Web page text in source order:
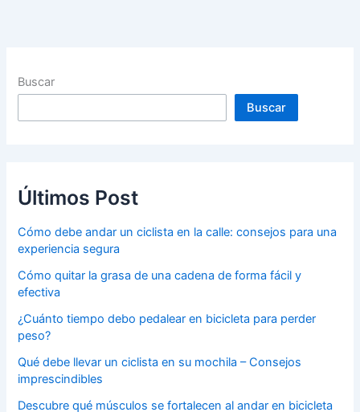
Buscar
Buscar
Últimos Post
Cómo debe andar un ciclista en la calle: consejos para una
experiencia segura
Cómo quitar la grasa de una cadena de forma fácil y
efectiva
¿Cuánto tiempo debo pedalear en bicicleta para perder
peso?
Qué debe llevar un ciclista en su mochila – Consejos
imprescindibles
Descubre qué músculos se fortalecen al andar en bicicleta